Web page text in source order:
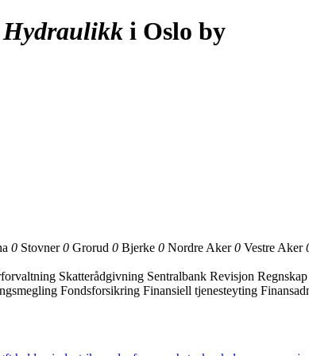
Hydraulikk i Oslo by
0 Stovner0 Grorud 0 Bjerke 0 Nordre Aker0 Vestre Aker
Skatterådgivning Sentralbank Revisjon
Fondsforsikring Finansiell tjenesteyting